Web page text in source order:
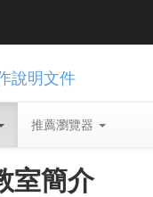
說明文件
推薦瀏覽器
室簡介